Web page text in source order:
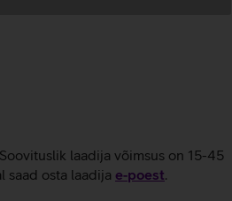
laadija võimsus on 15-45
saad osta laadija e‑poest.